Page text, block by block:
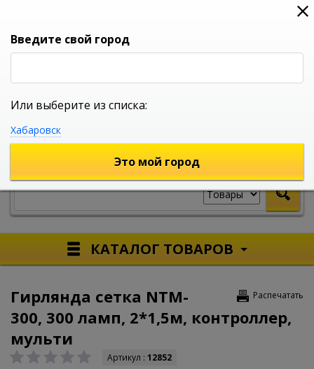
0
УНИВЕРСАЛЬНЫЙ ИНТЕРНЕТ МАГАЗИН
КАТАЛОГ ТОВАРОВ
Распечатать
Гирлянда сетка NTM-
300, 300 ламп, 2*1,5м, контроллер,
мульти
Артикул : 12852
Введите свой город
Или выберите из списка:
Хабаровск
Это мой город